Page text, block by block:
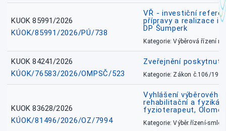
KUOK 85991/2026
KÚOK/85991/2026/PÚ/738
VŘ - investiční
přípravy a realizace
DP Šumperk
Kategorie: Výběrová řízení
KUOK 84241/2026
KÚOK/76583/2026/OMPSČ/523
Zveřejnění
Kategorie: Zákon č.106/1999
KUOK 83628/2026
KÚOK/81496/2026/OZ/7994
Vyhlášení
rehabilitační a
fyzioterapeut,
Kategorie: Výběr.řízení-